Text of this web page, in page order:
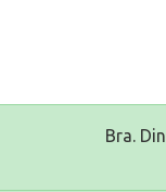
Bra.